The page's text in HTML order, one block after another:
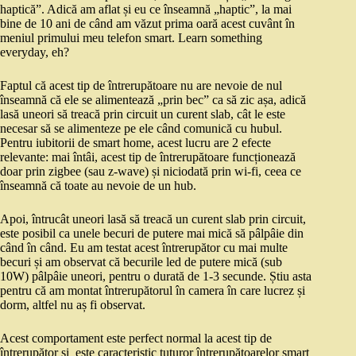
haptică”. Adică am aflat și eu ce înseamnă „haptic”, la mai
bine de 10 ani de când am văzut prima oară acest cuvânt în
meniul primului meu telefon smart. Learn something
everyday, eh?
Faptul că acest tip de întrerupătoare nu are nevoie de nul
înseamnă că ele se alimentează „prin bec” ca să zic așa, adică
lasă uneori să treacă prin circuit un curent slab, cât le este
necesar să se alimenteze pe ele când comunică cu hubul.
Pentru iubitorii de smart home, acest lucru are 2 efecte
relevante: mai întâi, acest tip de întrerupătoare funcționează
doar prin zigbee (sau z-wave) și niciodată prin wi-fi, ceea ce
înseamnă că toate au nevoie de un hub.
Apoi, întrucât uneori lasă să treacă un curent slab prin circuit,
este posibil ca unele becuri de putere mai mică să pâlpâie din
când în când. Eu am testat acest întrerupător cu mai multe
becuri și am observat că becurile led de putere mică (sub
10W) pâlpâie uneori, pentru o durată de 1-3 secunde. Știu asta
pentru că am montat întrerupătorul în camera în care lucrez și
dorm, altfel nu aș fi observat.
Acest comportament este perfect normal la acest tip de
întrerupător și este caracteristic tuturor întrerupătoarelor smart